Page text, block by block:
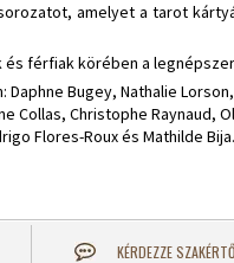
amelyet a tarot
férfiak körében a
Bugey, Nathalie
Collas, Christophe
Flores-Roux és Mathilde Bija.
KÉRDEZZE